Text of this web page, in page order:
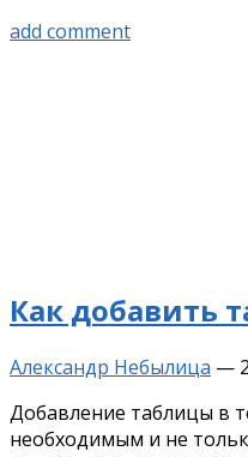
add comment
Как добавить
Александр Небылица —
Добавление таблицы в
необходимым и не